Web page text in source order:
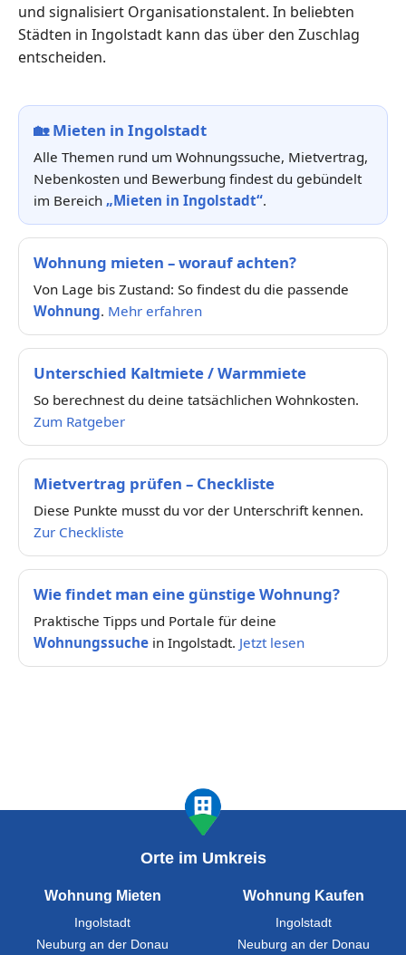
und signalisiert Organisationstalent. In beliebten
Städten in Ingolstadt kann das über den Zuschlag
entscheiden.
🏡Mieten in Ingolstadt
Alle Themen rund um Wohnungssuche, Mietvertrag,
Nebenkosten und Bewerbung findest du gebündelt
im Bereich „Mieten in Ingolstadt“.
Wohnung mieten – worauf achten?
Von Lage bis Zustand: So findest du die passende
Wohnung. Mehr erfahren
Unterschied Kaltmiete / Warmmiete
So berechnest du deine tatsächlichen Wohnkosten.
Zum Ratgeber
Mietvertrag prüfen – Checkliste
Diese Punkte musst du vor der Unterschrift kennen.
Zur Checkliste
Wie findet man eine günstige Wohnung?
Praktische Tipps und Portale für deine
Wohnungssuche in Ingolstadt. Jetzt lesen
Orte im Umkreis
Wohnung Mieten
Ingolstadt
Neuburg an der Donau
Wohnung Kaufen
Ingolstadt
Neuburg an der Donau